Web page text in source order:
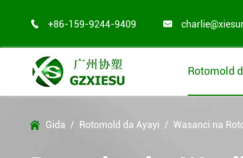
 +86-159-9244-9409 
Rotomold
 Gida Rotomold da Ayayi Wasanci na